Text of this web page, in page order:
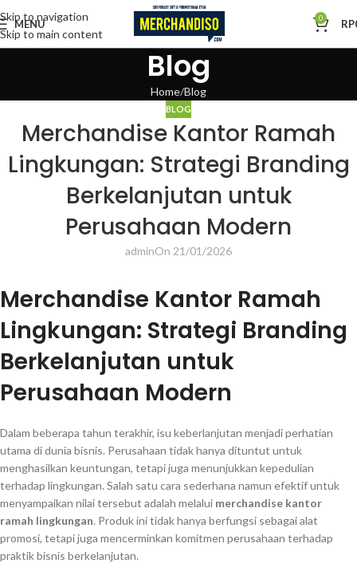
Skip to navigation
Skip to main content
MENU 0 RP
Blog
Home Blog
BLOG
Merchandise Kantor Ramah
Lingkungan: Strategi Branding
Berkelanjutan untuk
Perusahaan Modern
adminOn 21/01/2026
Merchandise Kantor Ramah
Lingkungan: Strategi Branding
Berkelanjutan untuk
Perusahaan Modern
Dalam beberapa tahun terakhir, isu keberlanjutan menjadi perhatian
utama di dunia bisnis. Perusahaan tidak hanya dituntut untuk
menghasilkan keuntungan, tetapi juga menunjukkan kepedulian
terhadap lingkungan. Salah satu cara sederhana namun efektif untuk
menyampaikan nilai tersebut adalah melalui merchandise kantor
ramah lingkungan. Produk ini tidak hanya berfungsi sebagai alat
promosi, tetapi juga mencerminkan komitmen perusahaan terhadap
praktik bisnis berkelanjutan.